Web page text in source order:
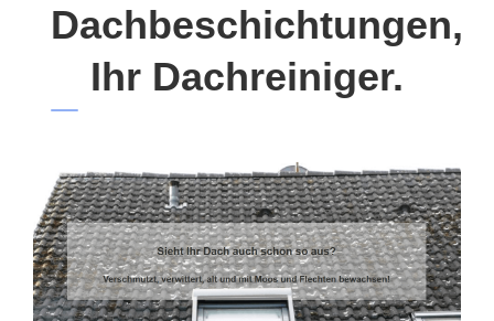
Dachbeschichtungen,
Ihr Dachreiniger.